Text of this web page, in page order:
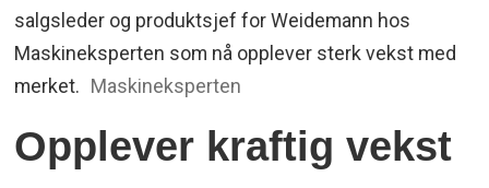
salgsleder og produktsjef for Weidemann hos
Maskineksperten som nå opplever sterk vekst med
merket. Maskineksperten
Opplever kraftig vekst